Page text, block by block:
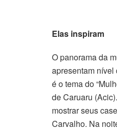
Elas inspiram
O panorama da
apresentam nível
é o tema do
de Caruaru
mostrar seus
Carvalho. Na